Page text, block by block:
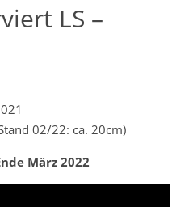
LS –
02/22: ca. 20cm)
März 2022